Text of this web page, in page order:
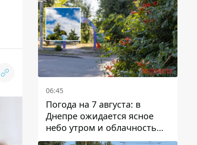
06:45
Погода на 7 августа: в
Днепре ожидается ясное
небо утром и облачность
после обеда